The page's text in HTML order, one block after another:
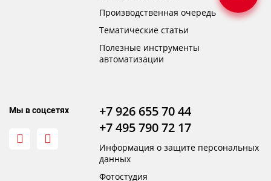
Производственная очередь
Тематические статьи
Полезные инструменты
автоматизации
Мы в соцсетях
+7 926 655 70 44
+7 495 790 72 17
Информация о защите персональных
данных
Фотостудия